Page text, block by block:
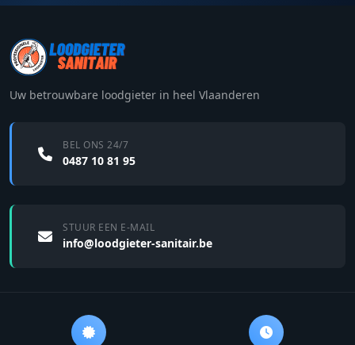
Uw betrouwbare loodgieter in heel Vlaanderen
BEL ONS 24/7
0487 10 81 95
STUUR EEN E-MAIL
info@loodgieter-sanitair.be